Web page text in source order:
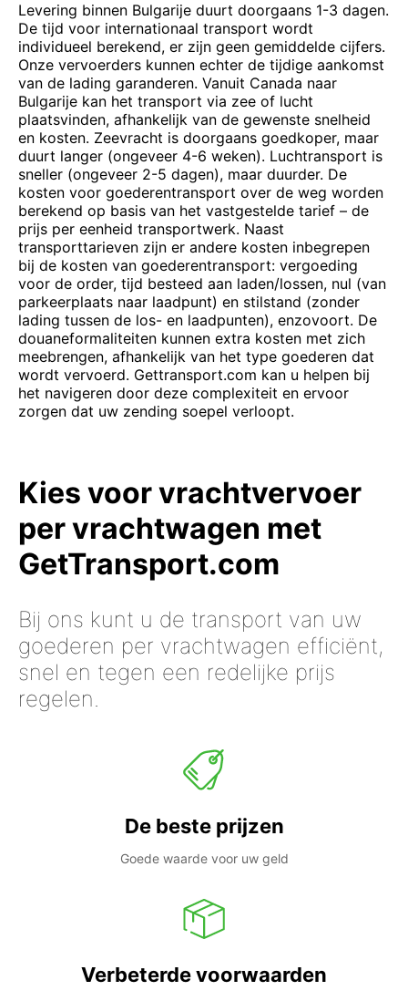
Levering binnen Bulgarije duurt doorgaans 1-3 dagen.
De tijd voor internationaal transport wordt
individueel berekend, er zijn geen gemiddelde cijfers.
Onze vervoerders kunnen echter de tijdige aankomst
van de lading garanderen. Vanuit Canada naar
Bulgarije kan het transport via zee of lucht
plaatsvinden, afhankelijk van de gewenste snelheid
en kosten. Zeevracht is doorgaans goedkoper, maar
duurt langer (ongeveer 4-6 weken). Luchtransport is
sneller (ongeveer 2-5 dagen), maar duurder. De
kosten voor goederentransport over de weg worden
berekend op basis van het vastgestelde tarief – de
prijs per eenheid transportwerk. Naast
transporttarieven zijn er andere kosten inbegrepen
bij de kosten van goederentransport: vergoeding
voor de order, tijd besteed aan laden/lossen, nul (van
parkeerplaats naar laadpunt) en stilstand (zonder
lading tussen de los- en laadpunten), enzovoort. De
douaneformaliteiten kunnen extra kosten met zich
meebrengen, afhankelijk van het type goederen dat
wordt vervoerd. Gettransport.com kan u helpen bij
het navigeren door deze complexiteit en ervoor
zorgen dat uw zending soepel verloopt.
Kies voor vrachtvervoer
per vrachtwagen met
GetTransport.com
Bij ons kunt u de transport van uw
goederen per vrachtwagen efficiënt,
snel en tegen een redelijke prijs
regelen.
De beste prijzen
Goede waarde voor uw geld
Verbeterde voorwaarden